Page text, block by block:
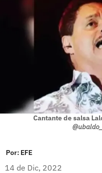
Cantante de salsa
Por: EFE
14 de Dic, 2022